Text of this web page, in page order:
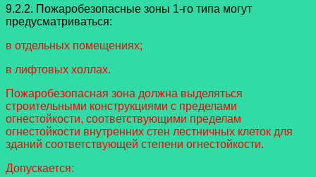
9.2.2. Пожаробезопасные зоны 1-го типа могут
предусматриваться:
в отдельных помещениях;
в лифтовых холлах.
Пожаробезопасная зона должна выделяться
строительными конструкциями с пределами
огнестойкости, соответствующими пределам
огнестойкости внутренних стен лестничных клеток для
зданий соответствующей степени огнестойкости.
Допускается: